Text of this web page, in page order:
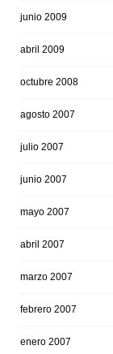
junio 2009
abril 2009
octubre 2008
agosto 2007
julio 2007
junio 2007
mayo 2007
abril 2007
marzo 2007
febrero 2007
enero 2007